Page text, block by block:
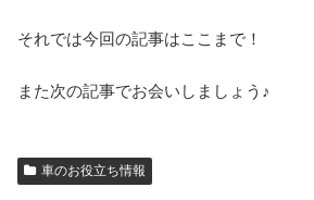
それでは今回の記事はここまで！
また次の記事でお会いしましょう♪
車のお役立ち情報